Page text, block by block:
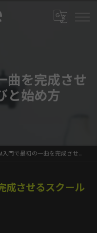
曲を完成させ
と始め方
門で最初の一曲を完成させるスクール選びと始め方
成させるスクール